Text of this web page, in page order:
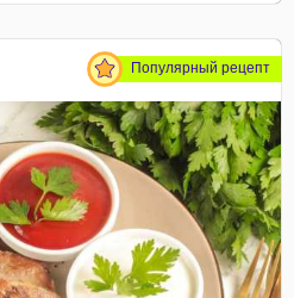
Популярный рецепт